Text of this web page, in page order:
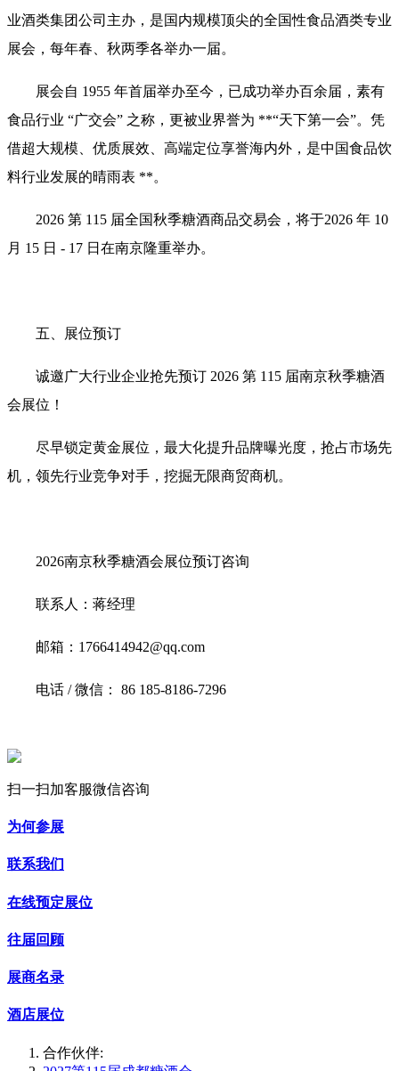
业酒类集团公司主办，是国内规模顶尖的全国性食品酒类专业
展会，每年春、秋两季各举办一届。
展会自 1955 年首届举办至今，已成功举办百余届，素有
食品行业 “广交会” 之称，更被业界誉为 **“天下第一会”。凭
借超大规模、优质展效、高端定位享誉海内外，是中国食品饮
料行业发展的晴雨表 **。
2026 第 115 届全国秋季糖酒商品交易会，将于2026 年 10
月 15 日 - 17 日在南京隆重举办。
五、展位预订
诚邀广大行业企业抢先预订 2026 第 115 届南京秋季糖酒
会展位！
尽早锁定黄金展位，最大化提升品牌曝光度，抢占市场先
机，领先行业竞争对手，挖掘无限商贸商机。
2026南京秋季糖酒会展位预订咨询
联系人：蒋经理
邮箱：1766414942@qq.com
电话 / 微信： 86 185-8186-7296
扫一扫加客服微信咨询
为何参展
联系我们
在线预定展位
往届回顾
展商名录
酒店展位
合作伙伴: